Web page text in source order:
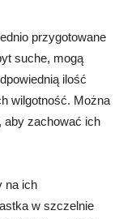
przygotowane
suche, mogą
ilość
wilgotność. Można
aby zachować ich
na ich
w szczelnie